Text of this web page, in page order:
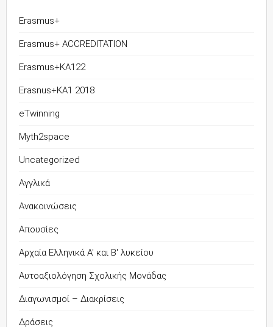
Erasmus+
Erasmus+ ACCREDITATION
Erasmus+KA122
Erasnus+KA1 2018
eTwinning
Myth2space
Uncategorized
Αγγλικά
Ανακοινώσεις
Απουσίες
Αρχαία Ελληνικά Α' και Β' λυκείου
Αυτοαξιολόγηση Σχολικής Μονάδας
Διαγωνισμοί – Διακρίσεις
Δράσεις